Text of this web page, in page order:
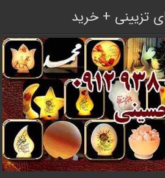
تزیینی + خرید